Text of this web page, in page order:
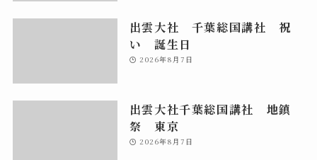
出雲大社 千葉総国講社 祝
い 誕生日
2026年8月7日
出雲大社千葉総国講社 地鎮
祭 東京
2026年8月7日